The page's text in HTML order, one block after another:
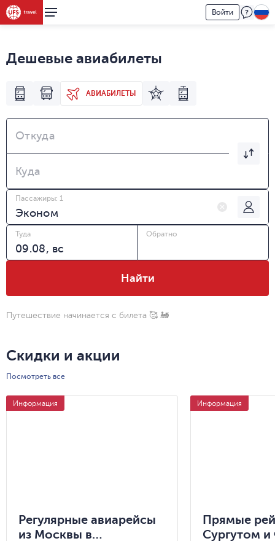
Войти
Дешевые авиабилеты
АВИАБИЛЕТЫ
Откуда
Куда
Пассажиры: 1
Туда Обратно
Найти
Путешествие начинается с билета 🥰 🚂
Скидки и акции
Посмотреть все
Информация
Регулярные авиарейсы
из Москвы в
Информация
Прямые
Сургутом